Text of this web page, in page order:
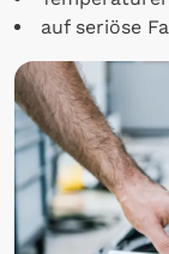
auf seriöse